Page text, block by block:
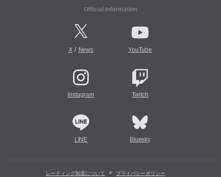
Official Information
X/ News YouTube
Instagram Twitch
LINE Bluesky
レーティング制度について プライバシーポリシー